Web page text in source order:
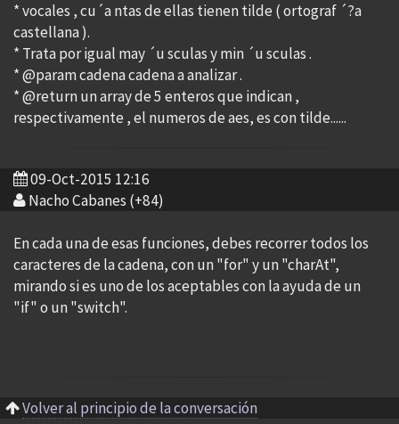
* vocales , cu´a ntas de ellas tienen tilde ( ortograf ´?a
castellana ).
* Trata por igual may ´u sculas y min ´u sculas .
* @param cadena cadena a analizar .
* @return un array de 5 enteros que indican ,
respectivamente , el numeros de aes, es con tilde......
09-Oct-2015 12:16
Nacho Cabanes (+84)
En cada una de esas funciones, debes recorrer todos los
caracteres de la cadena, con un "for" y un "charAt",
mirando si es uno de los aceptables con la ayuda de un
"if" o un "switch".
Volver al principio de la conversación